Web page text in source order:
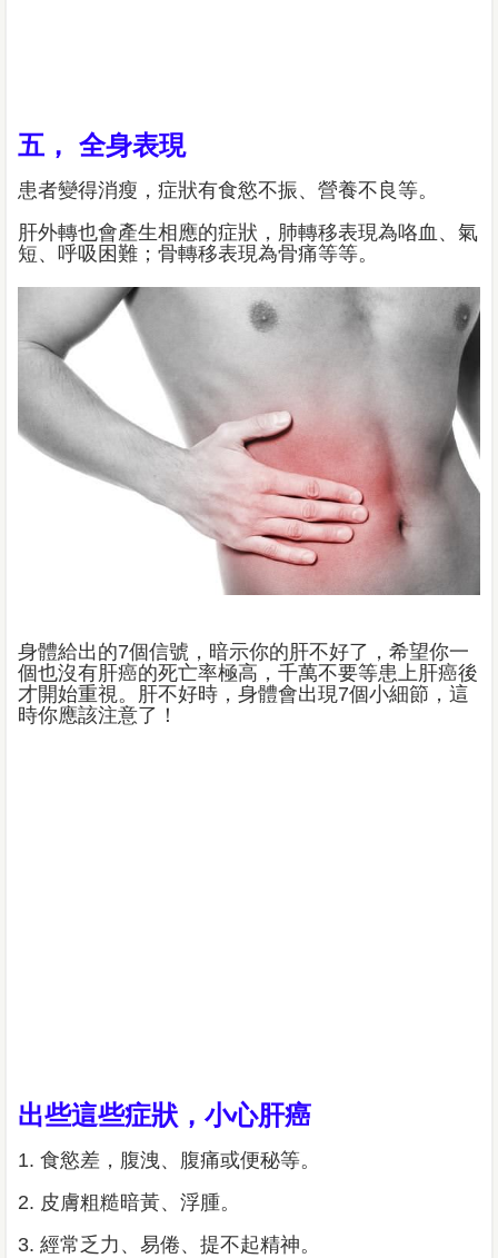
五， 全身表現
患者變得消瘦，症狀有食慾不振、營養不良等。
肝外轉也會產生相應的症狀，肺轉移表現為咯血、氣
短、呼吸困難；骨轉移表現為骨痛等等。
身體給出的7個信號，暗示你的肝不好了，希望你一
個也沒有肝癌的死亡率極高，千萬不要等患上肝癌後
才開始重視。肝不好時，身體會出現7個小細節，這
時你應該注意了！
出些這些症狀，小心肝癌
1. 食慾差，腹洩、腹痛或便秘等。
2. 皮膚粗糙暗黃、浮腫。
3. 經常乏力、易倦、提不起精神。